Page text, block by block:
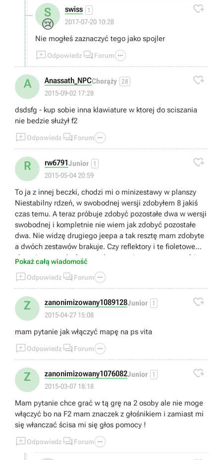
S
😢
swiss 1
2017-07-20 10:28

Nie mogłeś zaznaczyć tego jako spojler
Odpowiedz  Forum 
A Anassath_NPCChorąży 28
2015-09-02 17:28

dsdsfg - kup sobie inna klawiature w ktorej do sciszania
nie bedzie służył f2
Odpowiedz  Forum 
R rw6791Junior 1
2015-05-04 20:59

To ja z innej beczki, chodzi mi o minizestawy w planszy
Niestabilny rdzeń, w swobodnej wersji zdobyłem 8 jakiś
czas temu. A teraz próbuje zdobyć pozostałe dwa w wersji
swobodnej i kompletnie nie wiem jak zdobyć pozostałe
dwa. Nie widzę drugiego jeepa a tak resztę mam zdobyte
a dwóch zestawów brakuje. Czy reflektory i te fioletowe
skrzynie muszą być zestrzelone za pierwszym razem ? I
tak samo żółta taksówka musi być strącona za pierwszym
razem. Pomóżcie bo jestem zirytowany.
Pokaż całą wiadomość
Odpowiedz  Forum 
Z zanonimizowany1089128Junior 1
2015-04-27 15:08

mam pytanie jak włączyć mapę na ps vita
Odpowiedz  Forum 
Z zanonimizowany1076082Junior 1
2015-03-07 18:18

Mam pytanie chce grać w tą grę na 2 osoby ale nie moge
włączyć bo na F2 mam znaczek z głośnikiem i zamiast mi
się włanczać ścisa mi się głos pomocy !
Odpowiedz  Forum 